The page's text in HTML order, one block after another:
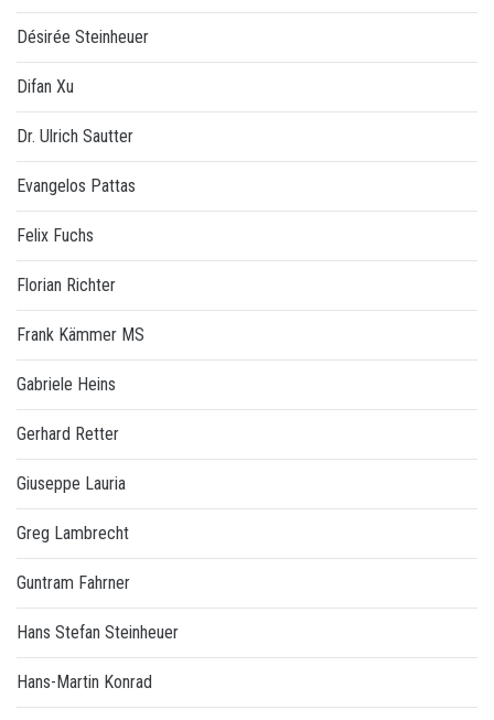
Désirée Steinheuer
Difan Xu
Dr. Ulrich Sautter
Evangelos Pattas
Felix Fuchs
Florian Richter
Frank Kämmer MS
Gabriele Heins
Gerhard Retter
Giuseppe Lauria
Greg Lambrecht
Guntram Fahrner
Hans Stefan Steinheuer
Hans-Martin Konrad